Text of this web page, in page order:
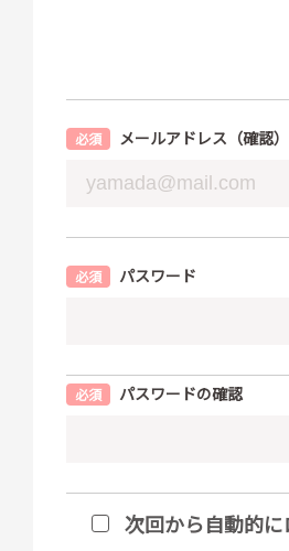
メールアドレス（確認）
パスワード
パスワードの確認
次回から自動的